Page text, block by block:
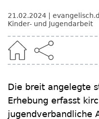
21.02.2024
Kinder- und Jugendarbeit
Die breit angelegte
Erhebung erfasst
jugendverbandliche